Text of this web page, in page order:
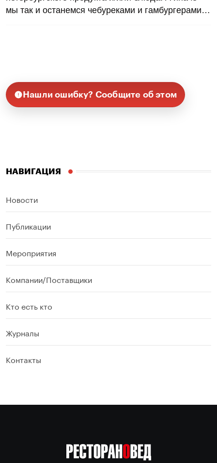
мы так и останемся чебуреками и гамбургерами…
Нашли ошибку? Сообщите об этом
НАВИГАЦИЯ
Новости
Публикации
Мероприятия
Компании/Поставщики
Кто есть кто
Журналы
Контакты